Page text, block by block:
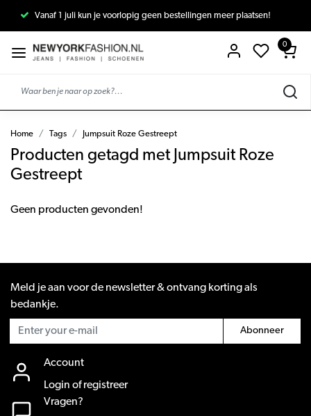
Vanaf 1 juli kun je voorlopig geen bestellingen meer plaatsen!
0
Home Tags Jumpsuit Roze Gestreept
Producten getagd met Jumpsuit Roze
Gestreept
Geen producten gevonden!
Meld je aan voor de newsletter & ontvang korting als
bedankje.
Abonneer
Account
Login of registreer
Vragen?